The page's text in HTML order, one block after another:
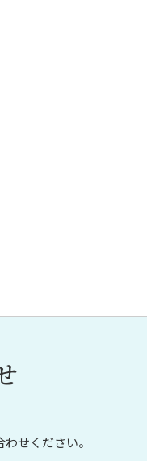
せください。